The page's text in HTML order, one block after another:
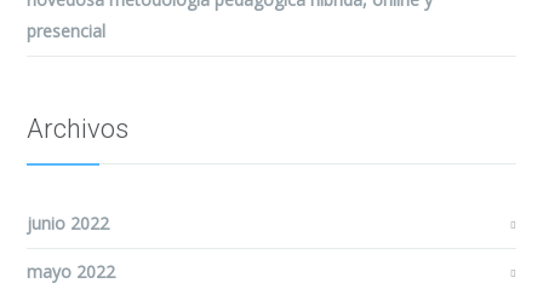
presencial
Archivos
junio 2022
mayo 2022